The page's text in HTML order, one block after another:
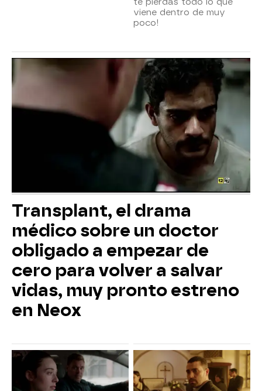
viene dentro de muy
poco!
Transplant, el drama
médico sobre un doctor
obligado a empezar de
cero para volver a salvar
vidas, muy pronto estreno
en Neox